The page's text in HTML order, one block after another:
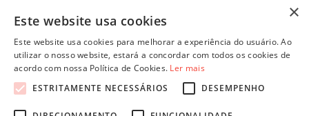
INÍCIO EMPRESA SERVIÇOS ×
Este website usa cookies
Este website usa cookies para melhorar a experiência do usuário. Ao
utilizar o nosso website, estará a concordar com todos os cookies de
acordo com nossa Política de Cookies. Ler mais
ESTRITAMENTE NECESSÁRIOS
DESEMPENHO